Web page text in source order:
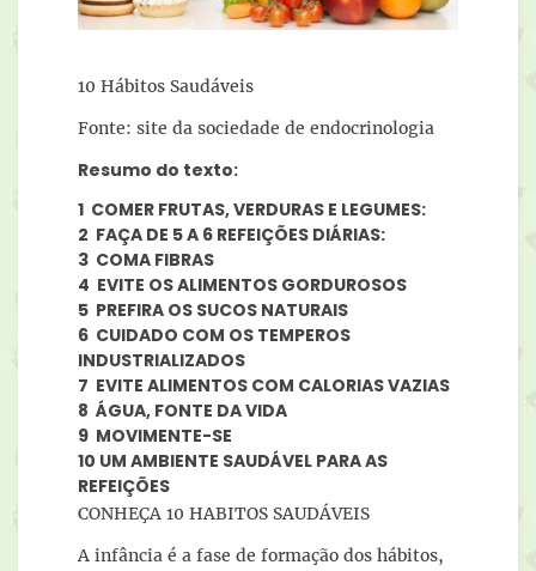
10 Hábitos Saudáveis
Fonte: site da sociedade de endocrinologia
Resumo do texto:
1 COMER FRUTAS, VERDURAS E LEGUMES:
2 FAÇA DE 5 A 6 REFEIÇÕES DIÁRIAS:
3 COMA FIBRAS
4 EVITE OS ALIMENTOS GORDUROSOS
5 PREFIRA OS SUCOS NATURAIS
6 CUIDADO COM OS TEMPEROS
INDUSTRIALIZADOS
7 EVITE ALIMENTOS COM CALORIAS VAZIAS
8 ÁGUA, FONTE DA VIDA
9 MOVIMENTE-SE
10 UM AMBIENTE SAUDÁVEL PARA AS
REFEIÇÕES
CONHEÇA 10 HABITOS SAUDÁVEIS
A infância é a fase de formação dos hábitos,